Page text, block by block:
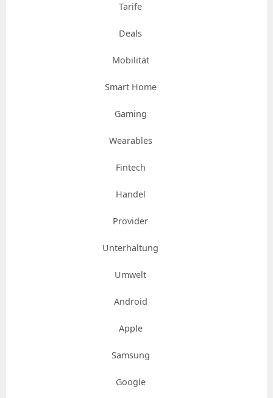
Tarife
Deals
Mobilität
Smart Home
Gaming
Wearables
Fintech
Handel
Provider
Unterhaltung
Umwelt
Android
Apple
Samsung
Google